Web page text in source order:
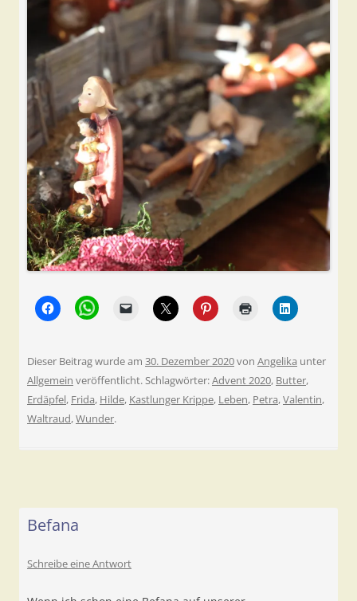
Dieser Beitrag wurde am 30. Dezember 2020von Angelika unter
Allgemein veröffentlicht. Schlagwörter:Advent 2020, Butter,
Erdäpfel, Frida, Hilde, Kastlunger Krippe, Leben, Petra,Valentin,
Waltraud,Wunder.
Befana
Schreibe eine Antwort